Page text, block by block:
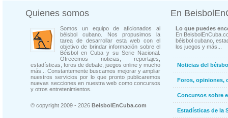
Quienes somos
Somos un equipo de aficionados al
béisbol cubano. Nos propusimos la
tarea de desarrollar esta web con el
objetivo de brindar información sobre el
Béisbol en Cuba y su Serie Nacional.
Ofrecemos noticias, reportajes,
estadísticas, foros de debate, juegos online y mucho
más... Constantemente buscamos mejorar y ampliar
nuestros servicios por lo que pronto publicaremos
nuevas secciones en nuestra web como concursos
y otros entretenimientos.
© copyright 2009 - 2026 BeisbolEnCuba.com
En
Lo que puedes
En
béisbol cubano,
los juegos y más...
Noticias del
Foros, opiniones,
Concursos sobre
Estadísticas de la